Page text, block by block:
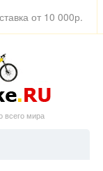
от 10 000р.
всего мира